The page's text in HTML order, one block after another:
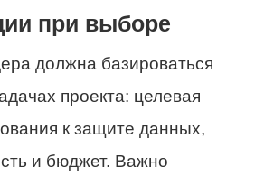
при выборе
должна базироваться
проекта: целевая
к защите данных,
и бюджет. Важно